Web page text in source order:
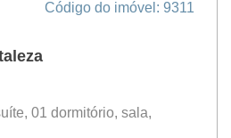
Código do imóvel: 9311
01 dormitório, sala,